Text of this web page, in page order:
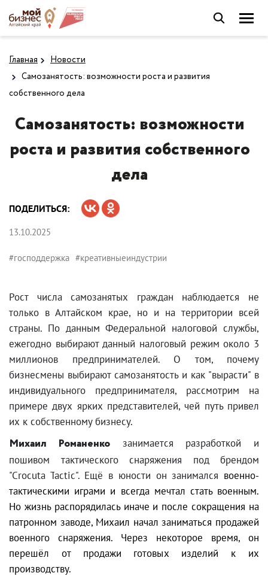
Главная
Новости
Самозанятость: возможности роста и развития
собственного дела
Самозанятость: возможности
роста и развития собственного
дела
ПОДЕЛИТЬСЯ:
13.10.2025
#господдержка #креативныеиндустрии
Рост числа самозанятых граждан наблюдается не
только в Алтайском крае, но и на территории всей
страны. По данным Федеральной налоговой службы,
ежегодно выбирают данный налоговый режим около 3
миллионов предпринимателей. О том, почему
бизнесмены выбирают самозанятость и как "вырасти" в
индивидуального предпринимателя, рассмотрим на
примере двух ярких представителей, чей путь привел
их к собственному бизнесу.
Михаил Романенкозанимается разработкой и
пошивом тактического снаряжения под брендом
"Сrocuta Tactic". Ещё в юности он занимался военно-
тактическими играми и всегда мечтал стать военным.
Но жизнь распорядилась иначе и после сокращения на
патронном заводе, Михаил начал заниматься продажей
военного снаряжения. Через некоторое время, он
перешёл от продажи готовых изделий к их
производству.